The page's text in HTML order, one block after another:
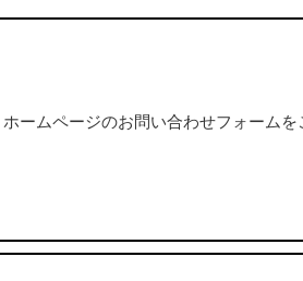
ームページのお問い合わせフォーム